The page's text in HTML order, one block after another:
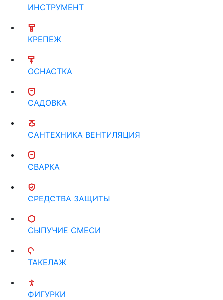
ИНСТРУМЕНТ
КРЕПЕЖ
ОСНАСТКА
САДОВКА
САНТЕХНИКА ВЕНТИЛЯЦИЯ
СВАРКА
СРЕДСТВА ЗАЩИТЫ
СЫПУЧИЕ СМЕСИ
ТАКЕЛАЖ
ФИГУРКИ